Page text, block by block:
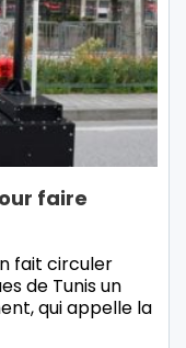
faire
fait circuler
de Tunis un
qui appelle la